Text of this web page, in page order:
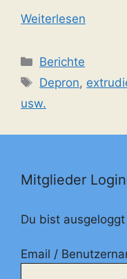
Weiterlesen
Kategorien
Berichte
Schlagwörter
Depron,
usw.
Mitglieder Login
Du bist ausgeloggt
Email /